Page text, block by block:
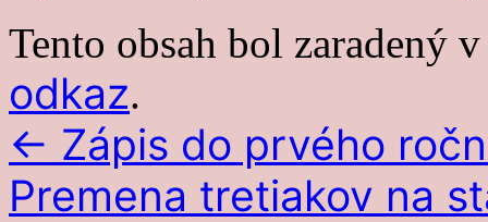
Tento obsah bol zaradený
odkaz.
← Zápis do prvého
Premena tretiakov na